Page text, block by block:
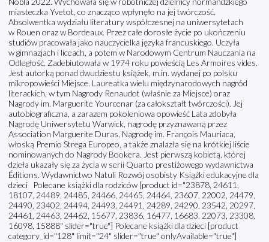
miasteczka Yvetot, co znacząco wpłynęło na jej twórczość.
Absolwentka wydziału literatury współczesnej na uniwersytetach
w Rouen oraz w Bordeaux. Przez całe dorosłe życie po ukończeniu
studiów pracowała jako nauczycielka języka francuskiego. Uczyła
w gimnazjach i liceach, a potem w Narodowym Centrum Nauczania na
Odległość. Zadebiutowała w 1974 roku powieścią Les Armoires vides.
Jest autorką ponad dwudziestu książek, m.in. wydanej po polsku
mikropowieści Miejsce. Laureatka wielu międzynarodowych nagród
literackich, w tym Nagrody Renaudot (właśnie za Miejsce) oraz
Nagrody im. Marguerite Yourcenar (za całokształt twórczości). Jej
autobiograficzna, a zarazem pokoleniowa opowieść Lata zdobyła
Nagrodę Uniwersytetu Warwick, nagrodę przyznawaną przez
Association Marguerite Duras, Nagrodę im. François Mauriaca,
włoską Premio Strega Europeo, a także znalazła się na krótkiej liście
nominowanych do Nagrody Bookera. Jest pierwszą kobietą, której
dzieła ukazały się za życia w serii Quarto prestiżowego wydawnictwa
Éditions. Wydawnictwo Natuli Rozwój osobisty Książki edukacyjne dla
dzieci Polecane książki dla rodziców [product id="23878, 24611,
18107, 24489, 24485, 24466, 24465, 24464, 23607, 22002, 24479,
24490, 23402, 24494, 24493, 24491, 24289, 24290, 23542, 20297,
24461, 24463, 24462, 15677, 23836, 16477, 16683, 22073, 23308,
16098, 15888" slider="true"] Polecane książki dla dzieci [product
category_id="128" limit="24" slider="true" onlyAvailable="true"]